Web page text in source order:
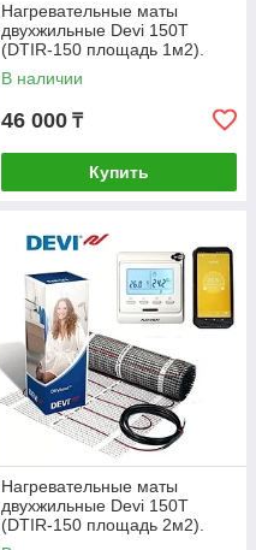
Нагревательные маты
двухжильные Devi 150Т
(DTIR-150 площадь 1м2).
Дания.
В наличии
46 000 ₸
Купить
Нагревательные маты
двухжильные Devi 150Т
(DTIR-150 площадь 2м2).
Дания.